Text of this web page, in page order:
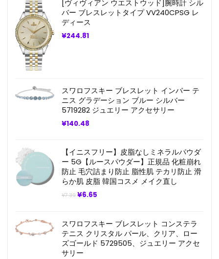
は
¥11.75
で
し
た。
格
は
¥9.98
[ヴィヴィアン ウエストウッド]腕時計 シル
バー ブレスレットタイプ VV240CPSG レ
ディース
¥244.81
スワロフスキー ブレスレット インバー テ
ニス グラデーション ブルー シルバー
5719282 ジュエリー アクセサリー
¥140.48
【イニスフリー】皮脂なしミネラルパウダ
ー 5G【ルースパウダー】正規品 化粧崩れ
防止 毛穴詰まり防止 脂性肌 テカリ防止 滑
らか肌 皮脂 韓国コスメ メイク直し
¥7.39 元
は
¥7.39
で
し
た。
¥6.65
格
は
¥6.65
で
スワロフスキー ブレスレット コンステラ
テニス クリスタル パール、クリア、ロー
ズゴールド 5729505、ジュエリー アクセ
サリー